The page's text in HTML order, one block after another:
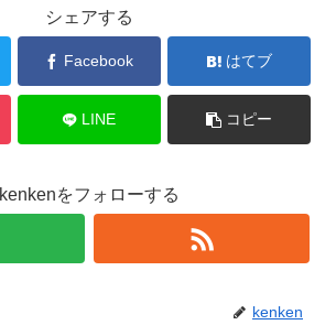
シェアする
Facebook はてブ
LINE コピー
kenkenをフォローする
kenken